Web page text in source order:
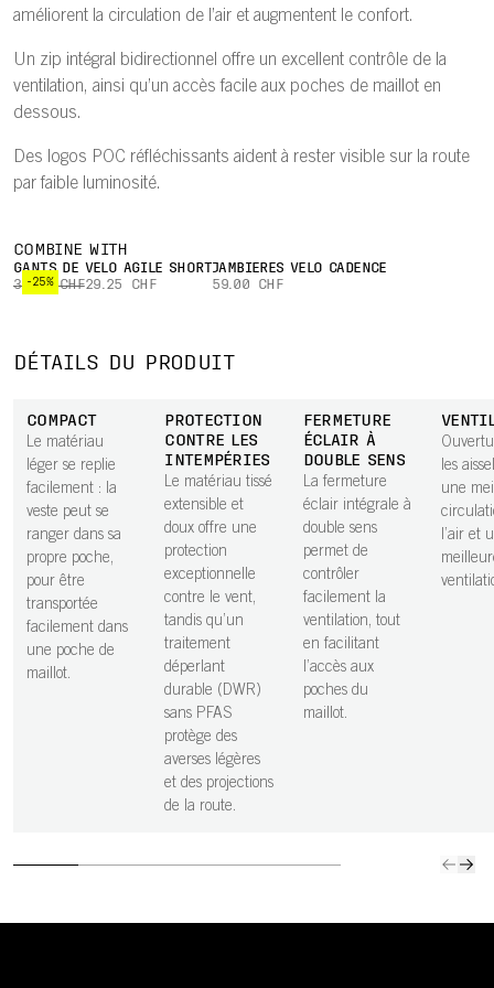
améliorent la circulation de l’air et augmentent le confort.
Un zip intégral bidirectionnel offre un excellent contrôle de la
ventilation, ainsi qu’un accès facile aux poches de maillot en
dessous.
Des logos POC réfléchissants aident à rester visible sur la route
par faible luminosité.
COMBINE WITH
-25%
GANTS DE VÉLO AGILE SHORT
39.00 CHF29.25 CHF
JAMBIÈRES VÉLO CADENCE
59.00 CHF
DÉTAILS DU PRODUIT
COMPACT
Le matériau
léger se replie
facilement : la
veste peut se
ranger dans sa
propre poche,
pour être
transportée
facilement dans
une poche de
maillot.
PROTECTION
CONTRE LES
INTEMPÉRIES
Le matériau tissé
extensible et
doux offre une
protection
exceptionnelle
contre le vent,
tandis qu’un
traitement
déperlant
durable (DWR)
sans PFAS
protège des
averses légères
et des projections
de la route.
FERMETURE
ÉCLAIR À
DOUBLE SENS
La fermeture
éclair intégrale à
double sens
permet de
contrôler
facilement la
ventilation, tout
en facilitant
l’accès aux
poches du
maillot.
les
une
l’air et